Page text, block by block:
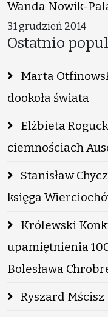
Wanda Nowik-
31 grudzień 2014
Ostatnio
Marta
dookoła świata
Elżbieta
ciemnościach
Stanisław
księga
Królewski
upamiętnienia
Bolesława
Ryszard